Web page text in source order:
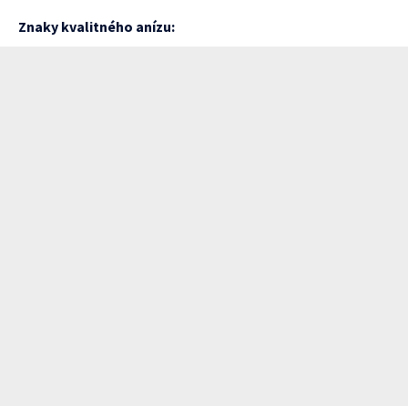
Znaky kvalitného anízu: